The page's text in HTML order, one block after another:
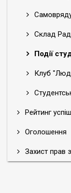
Склад
Події
Клуб
Рейтинг
Оголошення
Захист прав